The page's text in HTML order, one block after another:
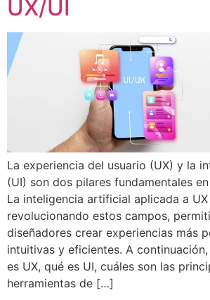
UX/UI
La experiencia del usuario (UX) y la
(UI) son dos pilares fundamentales
La inteligencia artificial aplicada a UX
revolucionando estos campos,
diseñadores crear experiencias más
intuitivas y eficientes. A
es UX, qué es UI, cuáles son las
herramientas de […]